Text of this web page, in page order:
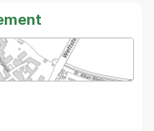
von MapBS.
Link, wird in einem